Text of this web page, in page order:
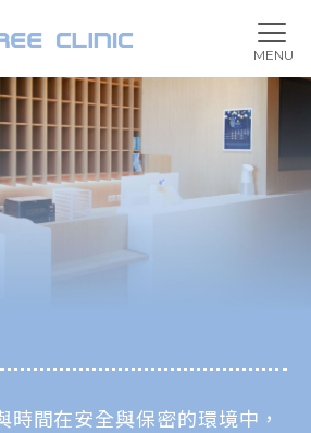
時間在安全與保密的環境中，